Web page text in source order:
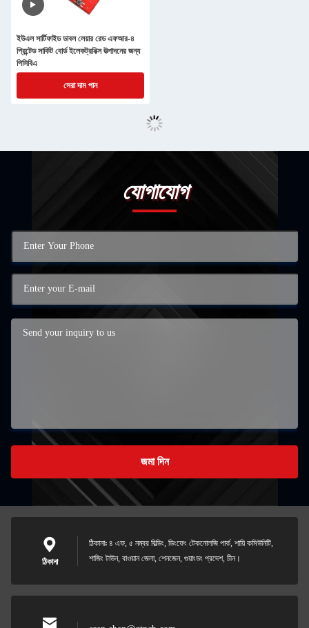
ইউএল সার্টিফাইড ডাবল লেয়ার রেড এফআর-৪
প্রিন্টেড সার্কিট বোর্ড ইলেকট্রনিক্স উত্পাদনের জন্য
পিসিবিএ
সেরা দাম পান
যোগাযোগ
জমা দিন
ঠিকানা
ঠিকানাঃ ৪ এফ, ৫ নম্বর বিল্ডিং, ডিংফেং টেকনোলজি পার্ক, শায়ি কমিউনিটি,
শাজিং টাউন, বাওয়ান জেলা, শেনজেন, গুয়াংডং প্রদেশ, চীন।